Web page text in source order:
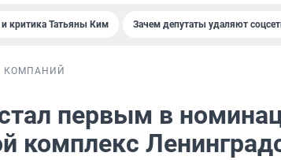
и критика Татьяны Ким Зачем депутаты удаляют
КОМПАНИЙ
первым в
комплекс